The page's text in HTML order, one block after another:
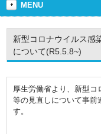
MENU
新型コロナウイルス感
について(R5.5.8~)
厚生労働省より、新型コ
等の見直しについて事前
す。